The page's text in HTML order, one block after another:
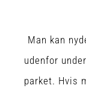
Man kan
udenfor
parket. Hvis